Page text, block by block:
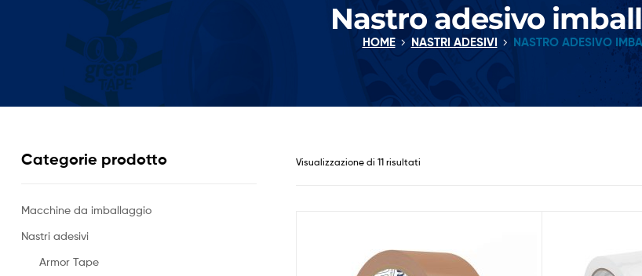
Nastro adesivo
HOME NASTRI ADESIVI NASTRO ADESIVO
Visualizzazione di 11 risultati
Categorie prodotto
Macchine da imballaggio
Nastri adesivi
Armor Tape